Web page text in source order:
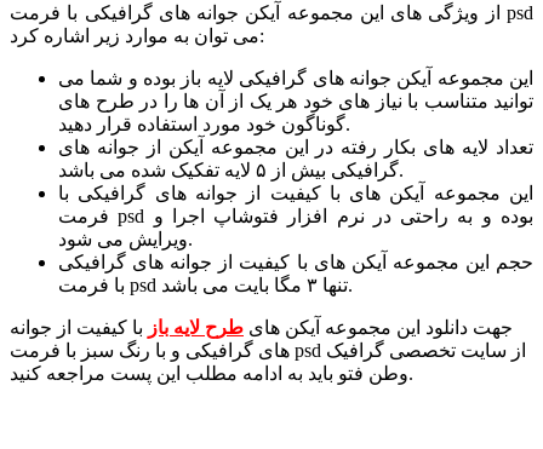
از ویژگی های این مجموعه آیکن جوانه های گرافیکی با فرمت psd
می توان به موارد زیر اشاره کرد:
این مجموعه آیکن جوانه های گرافیکی لایه باز بوده و شما می
توانید متناسب با نیاز های خود هر یک از آن ها را در طرح های
گوناگون خود مورد استفاده قرار دهید.
تعداد لایه های بکار رفته در این مجموعه آیکن از جوانه های
گرافیکی بیش از ۵ لایه تفکیک شده می باشد.
این مجموعه آیکن های با کیفیت از جوانه های گرافیکی با
فرمت psd بوده و به راحتی در نرم افزار فتوشاپ اجرا و
ویرایش می شود.
حجم این مجموعه آیکن های با کیفیت از جوانه های گرافیکی
با فرمت psd تنها ۳ مگا بایت می باشد.
جهت دانلود این مجموعه آیکن های طرح لایه باز با کیفیت از جوانه
های گرافیکی و با رنگ سبز با فرمت psd از سایت تخصصی گرافیک
وطن فتو باید به ادامه مطلب این پست مراجعه کنید.